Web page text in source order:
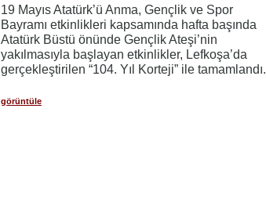
19 Mayıs Atatürk’ü Anma, Gençlik ve Spor
Bayramı etkinlikleri kapsamında hafta başında
Atatürk Büstü önünde Gençlik Ateşi’nin
yakılmasıyla başlayan etkinlikler, Lefkoşa’da
gerçekleştirilen “104. Yıl Korteji” ile tamamlandı.
görüntüle